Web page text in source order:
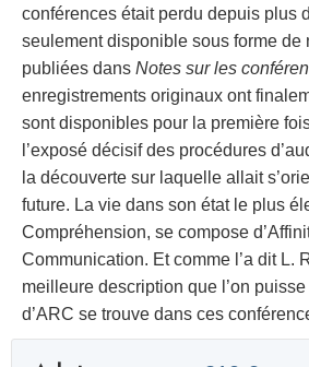
conférences était perdu depuis plus
seulement disponible sous forme de
publiées dans Notes sur les
enregistrements originaux ont
sont disponibles pour la première
l’exposé décisif des procédures
la découverte sur laquelle allait
future. La vie dans son état le plus
Compréhension, se compose
Communication. Et comme l’a dit L.
meilleure description que l’on
d’ARC se trouve dans ces